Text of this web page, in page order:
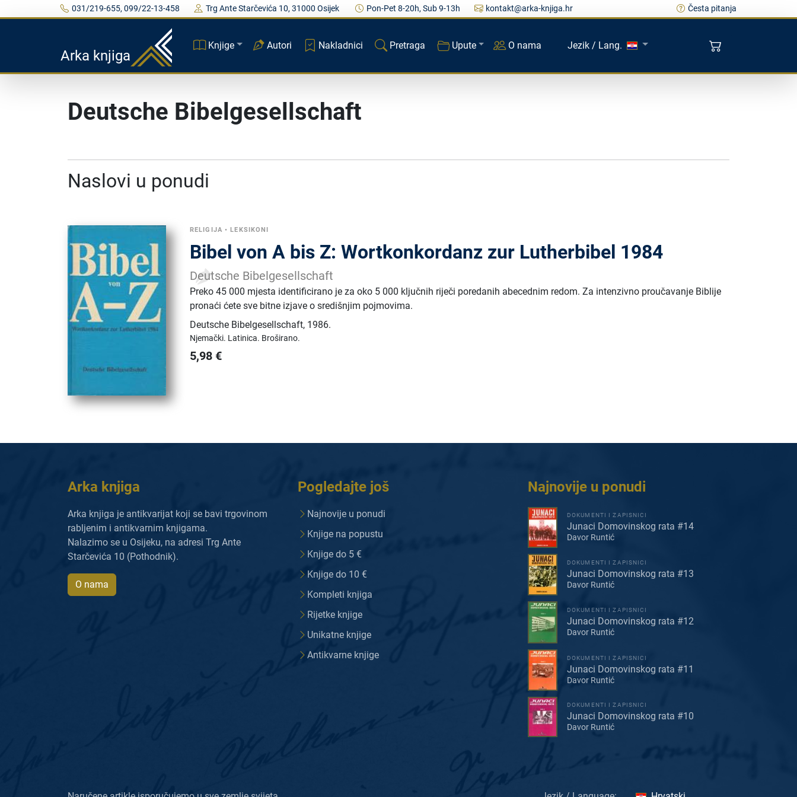
031/219-655, 099/22-13-458 Trg Ante Starčevića 10, 31000 Osijek Pon-Pet 8-20h, Sub 9-13h kontakt@arka-knjiga.hr Česta pitanja
Arka knjiga
Knjige Autori Nakladnici Pretraga Upute O nama Jezik / Lang.
Deutsche Bibelgesellschaft
Naslovi u ponudi
RELIGIJA •LEKSIKONI
Bibel von A bis Z: Wortkonkordanz zur Lutherbibel 1984
Deutsche Bibelgesellschaft
Preko 45 000 mjesta identificirano je za oko 5 000 ključnih riječi poredanih abecednim redom. Za intenzivno proučavanje Biblije
pronaći ćete sve bitne izjave o središnjim pojmovima.
Deutsche Bibelgesellschaft, 1986.
Njemački. Latinica. Broširano.
5,98 €
Arka knjiga
Arka knjiga je antikvarijat koji se bavi trgovinom
rabljenim i antikvarnim knjigama.
Nalazimo se u Osijeku, na adresi Trg Ante
Starčevića 10 (Pothodnik).
O nama
Pogledajte još
Najnovije u ponudi
Knjige na popustu
Knjige do 5 €
Knjige do 10 €
Kompleti knjiga
Rijetke knjige
Unikatne knjige
Antikvarne knjige
Najnovije u ponudi
DOKUMENTI I ZAPISNICI
Junaci Domovinskog rata #14
Davor Runtić
DOKUMENTI I ZAPISNICI
Junaci Domovinskog rata #13
Davor Runtić
DOKUMENTI I ZAPISNICI
Junaci Domovinskog rata #12
Davor Runtić
DOKUMENTI I ZAPISNICI
Junaci Domovinskog rata #11
Davor Runtić
DOKUMENTI I ZAPISNICI
Junaci Domovinskog rata #10
Davor Runtić